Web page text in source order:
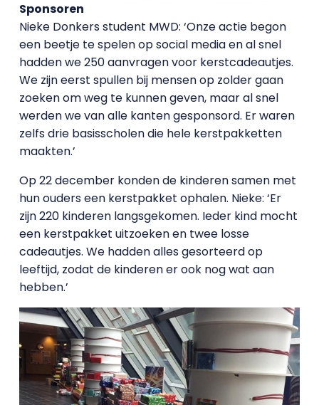
Sponsoren
Nieke Donkers student MWD: ‘Onze actie begon
een beetje te spelen op social media en al snel
hadden we 250 aanvragen voor kerstcadeautjes.
We zijn eerst spullen bij mensen op zolder gaan
zoeken om weg te kunnen geven, maar al snel
werden we van alle kanten gesponsord. Er waren
zelfs drie basisscholen die hele kerstpakketten
maakten.’
Op 22 december konden de kinderen samen met
hun ouders een kerstpakket ophalen. Nieke: ‘Er
zijn 220 kinderen langsgekomen. Ieder kind mocht
een kerstpakket uitzoeken en twee losse
cadeautjes. We hadden alles gesorteerd op
leeftijd, zodat de kinderen er ook nog wat aan
hebben.’